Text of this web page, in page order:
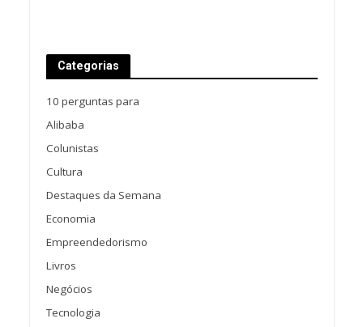
Categorias
10 perguntas para
Alibaba
Colunistas
Cultura
Destaques da Semana
Economia
Empreendedorismo
Livros
Negócios
Tecnologia